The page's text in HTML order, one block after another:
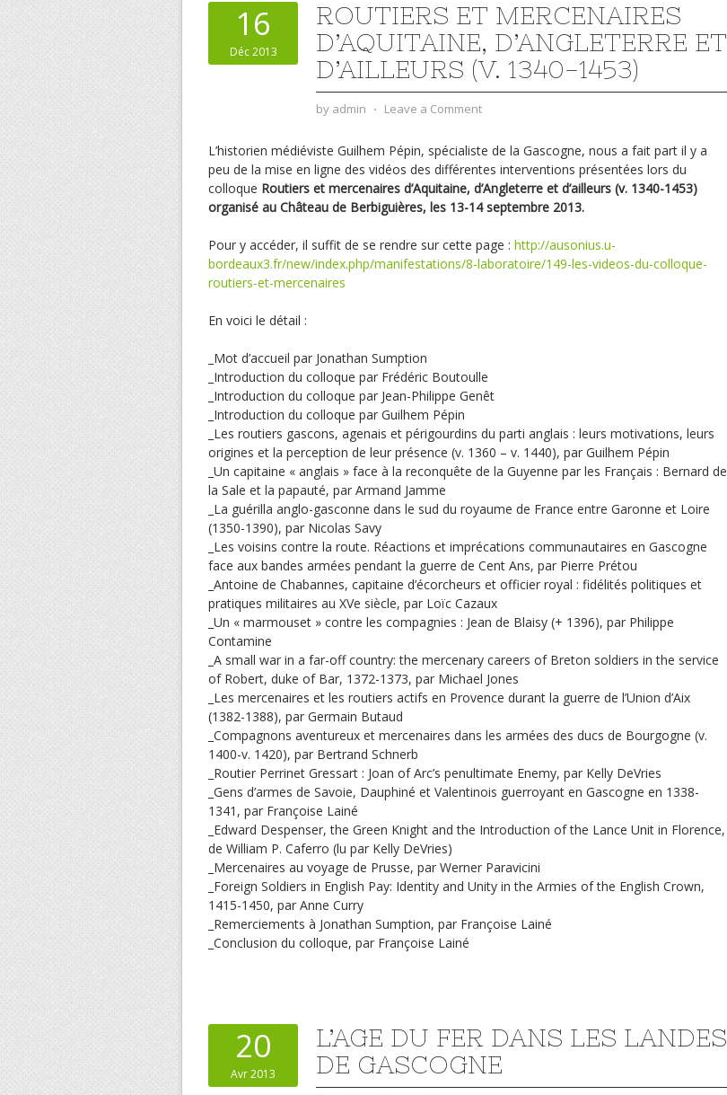
16
Déc 2013
ROUTIERS ET MERCENAIRES
D’AQUITAINE, D’ANGLETERRE ET
D’AILLEURS (V. 1340-1453)
by admin ⋅ Leave a Comment
L’historien médiéviste Guilhem Pépin, spécialiste de la Gascogne, nous a fait part il y a
peu de la mise en ligne des vidéos des différentes interventions présentées lors du
colloque Routiers et mercenaires d’Aquitaine, d’Angleterre et d’ailleurs (v. 1340-1453)
organisé au Château de Berbiguières, les 13-14 septembre 2013.
Pour y accéder, il suffit de se rendre sur cette page : http://ausonius.u-
bordeaux3.fr/new/index.php/manifestations/8-laboratoire/149-les-videos-du-colloque-
routiers-et-mercenaires
En voici le détail :
_Mot d’accueil par Jonathan Sumption
_Introduction du colloque par Frédéric Boutoulle
_Introduction du colloque par Jean-Philippe Genêt
_Introduction du colloque par Guilhem Pépin
_Les routiers gascons, agenais et périgourdins du parti anglais : leurs motivations, leurs
origines et la perception de leur présence (v. 1360 – v. 1440), par Guilhem Pépin
_Un capitaine « anglais » face à la reconquête de la Guyenne par les Français : Bernard de
la Sale et la papauté, par Armand Jamme
_La guérilla anglo-gasconne dans le sud du royaume de France entre Garonne et Loire
(1350-1390), par Nicolas Savy
_Les voisins contre la route. Réactions et imprécations communautaires en Gascogne
face aux bandes armées pendant la guerre de Cent Ans, par Pierre Prétou
_Antoine de Chabannes, capitaine d’écorcheurs et officier royal : fidélités politiques et
pratiques militaires au XVe siècle, par Loïc Cazaux
_Un « marmouset » contre les compagnies : Jean de Blaisy (+ 1396), par Philippe
Contamine
_A small war in a far-off country: the mercenary careers of Breton soldiers in the service
of Robert, duke of Bar, 1372-1373, par Michael Jones
_Les mercenaires et les routiers actifs en Provence durant la guerre de l’Union d’Aix
(1382-1388), par Germain Butaud
_Compagnons aventureux et mercenaires dans les armées des ducs de Bourgogne (v.
1400-v. 1420), par Bertrand Schnerb
_Routier Perrinet Gressart : Joan of Arc’s penultimate Enemy, par Kelly DeVries
_Gens d’armes de Savoie, Dauphiné et Valentinois guerroyant en Gascogne en 1338-
1341, par Françoise Lainé
_Edward Despenser, the Green Knight and the Introduction of the Lance Unit in Florence,
de William P. Caferro (lu par Kelly DeVries)
_Mercenaires au voyage de Prusse, par Werner Paravicini
_Foreign Soldiers in English Pay: Identity and Unity in the Armies of the English Crown,
1415-1450, par Anne Curry
_Remerciements à Jonathan Sumption, par Françoise Lainé
_Conclusion du colloque, par Françoise Lainé
20
Avr 2013
L’AGE DU FER DANS LES LANDES
DE GASCOGNE